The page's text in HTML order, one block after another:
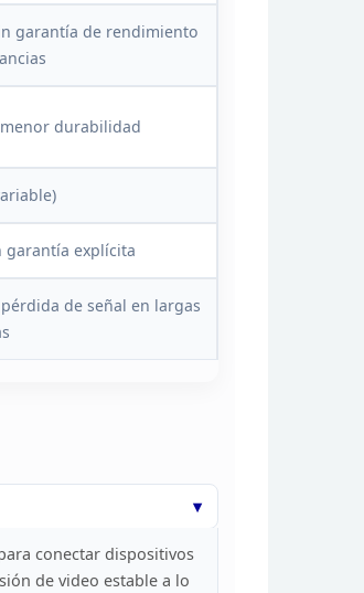
garantía de rendimiento
durabilidad
garantía explícita
de señal en largas
conectar dispositivos
de video estable a lo